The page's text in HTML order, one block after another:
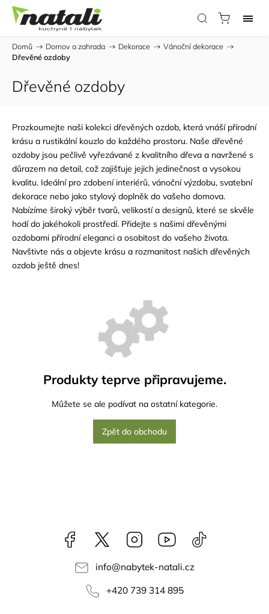
Domů / Domov a zahrada / Dekorace / Vánoční dekorace /
Dřevěné ozdoby
Dřevěné ozdoby
Prozkoumejte naši kolekci dřevěných ozdob, která vnáší přírodní
krásu a rustikální kouzlo do každého prostoru. Naše dřevěné
ozdoby jsou pečlivě vyřezávané z kvalitního dřeva a navržené s
důrazem na detail, což zajišťuje jejich jedinečnost a vysokou
kvalitu. Ideální pro zdobení interiérů, vánoční výzdobu, svatební
dekorace nebo jako stylový doplněk do vašeho domova.
Nabízíme široký výběr tvarů, velikostí a designů, které se skvěle
hodí do jakéhokoli prostředí. Přidejte s našimi dřevěnými
ozdobami přírodní eleganci a osobitost do vašeho života.
Navštivte nás a objevte krásu a rozmanitost našich dřevěných
ozdob ještě dnes!
Produkty teprve připravujeme.
Můžete se ale podívat na ostatní kategorie.
Zpět do obchodu
Facebook NataliNabytek
Instagram YouTube
info@nabytek-natali.cz
+420 739 314 895